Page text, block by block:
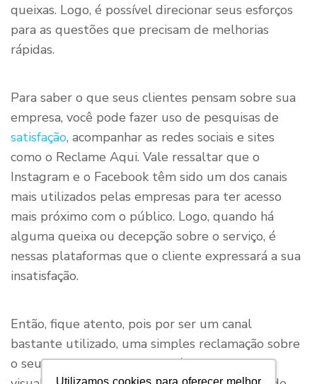
Utilizamos cookies para oferecer melhor
queixas. Logo, é possível direcionar seus esforços
para as questões que precisam de melhorias
rápidas.
Para saber o que seus clientes pensam sobre sua
empresa, você pode fazer uso de pesquisas de
satisfação, acompanhar as redes sociais e sites
como o Reclame Aqui. Vale ressaltar que o
Instagram e o Facebook têm sido um dos canais
mais utilizados pelas empresas para ter acesso
mais próximo com o público. Logo, quando há
alguma queixa ou decepção sobre o serviço, é
nessas plataformas que o cliente expressará a sua
insatisfação.
Então, fique atento, pois por ser um canal
bastante utilizado, uma simples reclamação sobre
o seu produto ou serviço terá milhões de